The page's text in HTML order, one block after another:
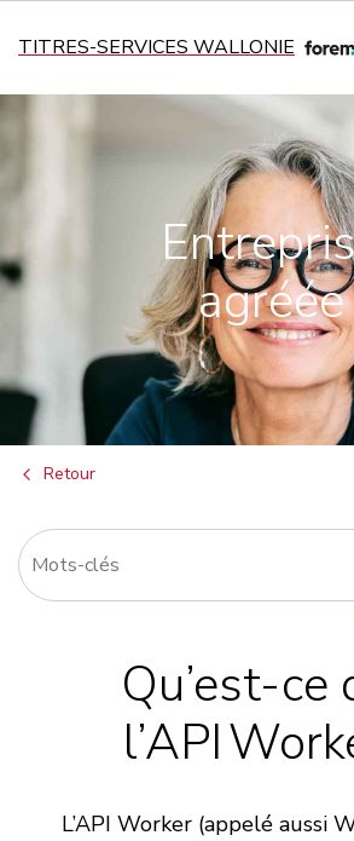
TITRES-SERVICES WALLONIE
agréée
Retour
Qu’est-ce
l’API
L’API Worker (appelé aussi